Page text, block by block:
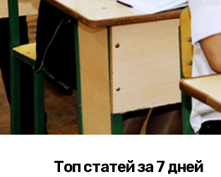
Топ статей за 7 дней